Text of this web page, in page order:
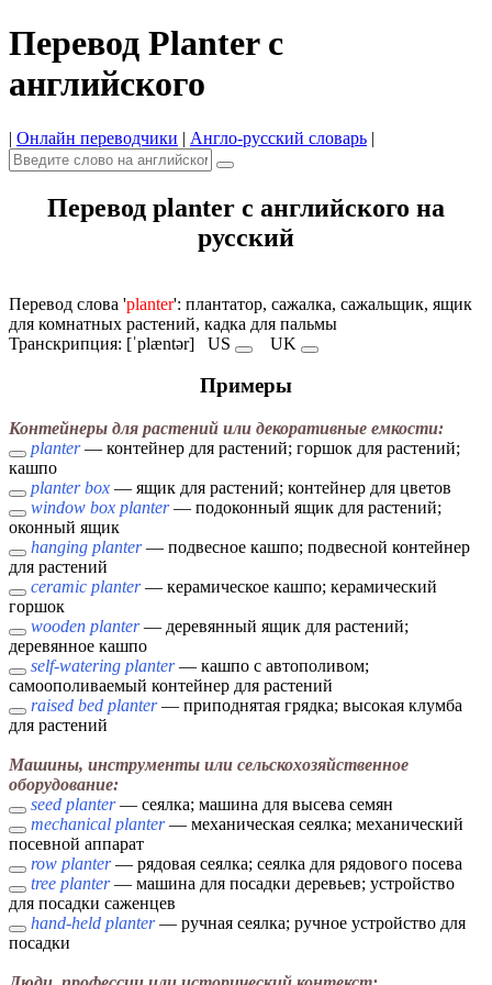
Перевод Planter с
английского
| Онлайн переводчики | Англо-русский словарь |
Перевод planter с английского на
русский
Перевод слова 'planter': плантатор, сажалка, сажальщик, ящик
для комнатных растений, кадка для пальмы
Транскрипция: [ˈplæntər] US UK
Примеры
Контейнеры для растений или декоративные емкости:
planter— контейнер для растений; горшок для растений;
кашпо
planter box — ящик для растений; контейнер для цветов
window box planter— подоконный ящик для растений;
оконный ящик
hanging planter— подвесное кашпо; подвесной контейнер
для растений
ceramic planter— керамическое кашпо; керамический
горшок
wooden planter— деревянный ящик для растений;
деревянное кашпо
self-watering planter— кашпо с автополивом;
самоополиваемый контейнер для растений
raised bed planter— приподнятая грядка; высокая клумба
для растений
Машины, инструменты или сельскохозяйственное
оборудование:
seed planter— сеялка; машина для высева семян
mechanical planter— механическая сеялка; механический
посевной аппарат
row planter— рядовая сеялка; сеялка для рядового посева
tree planter— машина для посадки деревьев; устройство
для посадки саженцев
hand-held planter— ручная сеялка; ручное устройство для
посадки